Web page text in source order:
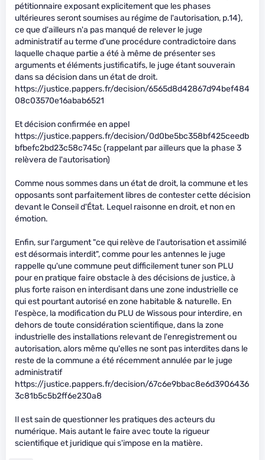
pétitionnaire exposant explicitement que les phases
ultérieures seront soumises au régime de l'autorisation, p.14),
ce que d'ailleurs n'a pas manqué de relever le juge
administratif au terme d'une procédure contradictoire dans
laquelle chaque partie a été à même de présenter ses
arguments et éléments justificatifs, le juge étant souverain
dans sa décision dans un état de droit.
https://justice.pappers.fr/decision/6565d8d42867d94bef484
08c03570e16abab6521
Et décision confirmée en appel
https://justice.pappers.fr/decision/0d0be5bc358bf425ceedb
bfbefc2bd23c58c745c (rappelant par ailleurs que la phase 3
relèvera de l'autorisation)
Comme nous sommes dans un état de droit, la commune et les
opposants sont parfaitement libres de contester cette décision
devant le Conseil d'État. Lequel raisonne en droit, et non en
émotion.
Enfin, sur l'argument "ce qui relève de l'autorisation et assimilé
est désormais interdit", comme pour les antennes le juge
rappelle qu'une commune peut difficilement tuner son PLU
pour en pratique faire obstacle à des décisions de justice, à
plus forte raison en interdisant dans une zone industrielle ce
qui est pourtant autorisé en zone habitable & naturelle. En
l'espèce, la modification du PLU de Wissous pour interdire, en
dehors de toute considération scientifique, dans la zone
industrielle des installations relevant de l'enregistrement ou
autorisation, alors même qu'elles ne sont pas interdites dans le
reste de la commune a été récemment annulée par le juge
administratif
https://justice.pappers.fr/decision/67c6e9bbac8e6d3906436
3c81b5c5b2ff6e230a8
Il est sain de questionner les pratiques des acteurs du
numérique. Mais autant le faire avec toute la rigueur
scientifique et juridique qui s'impose en la matière.